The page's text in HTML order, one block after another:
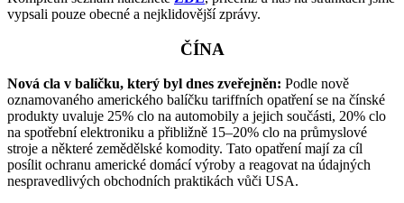
vypsali pouze obecné a nejklidovější zprávy.
ČÍNA
Nová cla v balíčku, který byl dnes zveřejněn: Podle nově
oznamovaného amerického balíčku tariffních opatření se na čínské
produkty uvaluje 25% clo na automobily a jejich součásti, 20% clo
na spotřební elektroniku a přibližně 15–20% clo na průmyslové
stroje a některé zemědělské komodity. Tato opatření mají za cíl
posílit ochranu americké domácí výroby a reagovat na údajných
nespravedlivých obchodních praktikách vůči USA.